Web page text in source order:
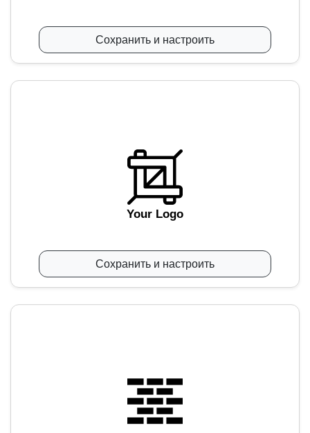
Сохранить и настроить
Your Logo
Сохранить и настроить